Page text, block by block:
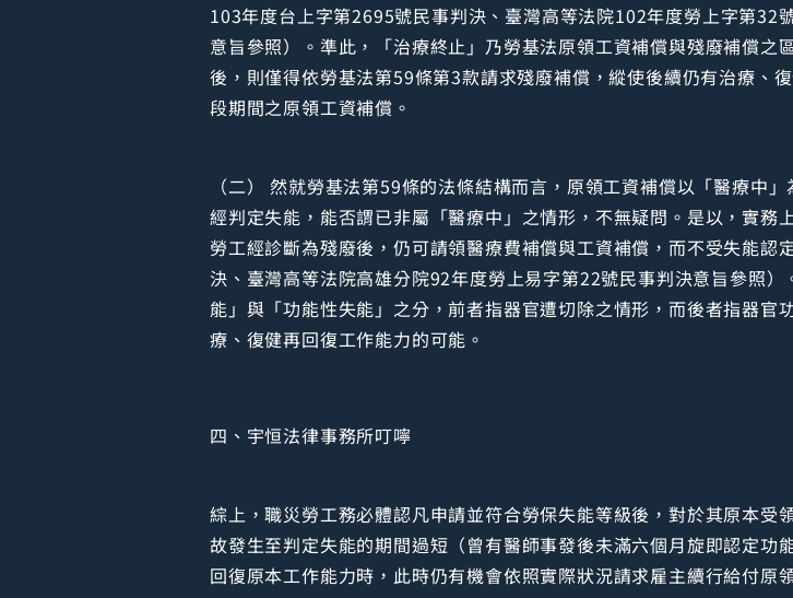
103年度台上字第2695號民事判決、臺灣高等法院102年度勞上字第
意旨參照）。準此，「治療終止」乃勞基法原領工資補償與殘廢補償
後，則僅得依勞基法第59條第3款請求殘廢補償，縱使後續仍有治療、
段期間之原領工資補償。
（二） 然就勞基法第59條的法條結構而言，原領工資補償以「醫療中
經判定失能，能否謂已非屬「醫療中」之情形，不無疑問。是以，實務
勞工經診斷為殘廢後，仍可請領醫療費補償與工資補償，而不受失能
決、臺灣高等法院高雄分院92年度勞上易字第22號民事判決意旨參照
能」與「功能性失能」之分，前者指器官遭切除之情形，而後者指器
療、復健再回復工作能力的可能。
四、宇恒法律事務所叮嚀
綜上，職災勞工務必體認凡申請並符合勞保失能等級後，對於其原本
故發生至判定失能的期間過短（曾有醫師事發後未滿六個月旋即認定
回復原本工作能力時，此時仍有機會依照實際狀況請求雇主續行給付原